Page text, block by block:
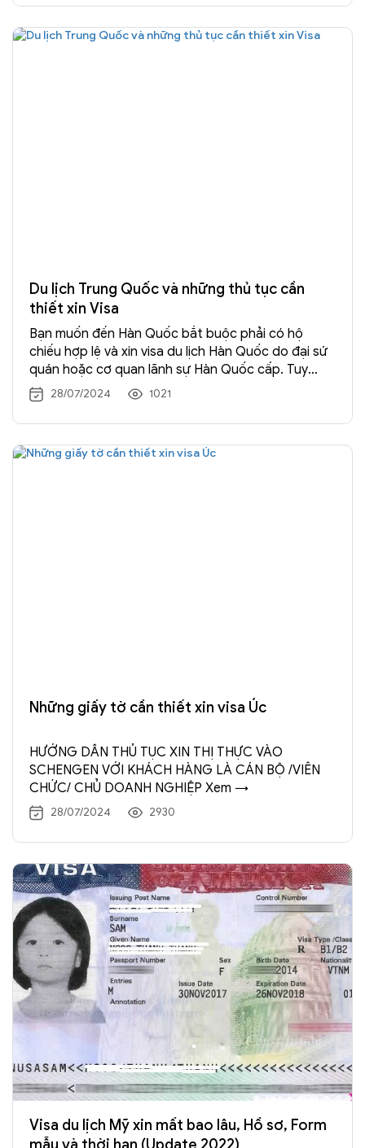
hạn trong […] Xem →
Du lịch Trung Quốc và những thủ tục cần
thiết xin Visa
Bạn muốn đến Hàn Quốc bắt buộc phải có hộ
chiếu hợp lệ và xin visa du lịch Hàn Quốc do đại sứ
quán hoặc cơ quan lãnh sự Hàn Quốc cấp. Tuy
nhiên, công dân từ nhiều quốc gia hiện được phép
nhập cảnh miễn thị thực trong một thời gian giới
hạn trong […] Xem →
28/07/2024 1021
Những giấy tờ cần thiết xin visa Úc
HƯỚNG DẪN THỦ TỤC XIN THỊ THỰC VÀO
SCHENGEN VỚI KHÁCH HÀNG LÀ CÁN BỘ /VIÊN
CHỨC/ CHỦ DOANH NGHIỆP Xem →
28/07/2024 2930
Visa du lịch Mỹ xin mất bao lâu, Hồ sơ, Form